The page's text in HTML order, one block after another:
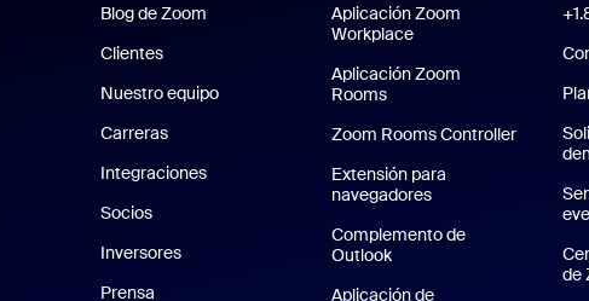
Blog de Zoom
Clientes
Nuestro equipo Nuestro equipo
Carreras
Integraciones
Socios
Inversores
Prensa
Aplicación Zoom
WorkplaceAplicación Zoom
Aplicación Zoom
RoomsAplicación Zoom Rooms
Zoom Rooms Controller
Extensión para
navegadores
Complemento de
Outlook
Aplicación de
de